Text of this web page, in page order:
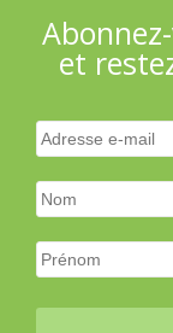
et